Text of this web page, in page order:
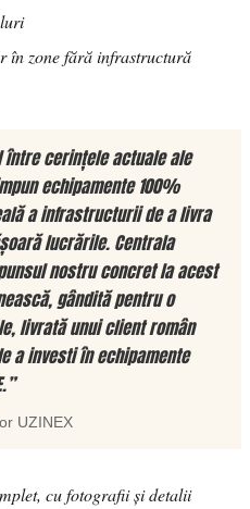
în zone fără infrastructură
cerințele actuale ale
echipamente 100%
a infrastructurii de a livra
lucrările. Centrala
nostru concret la acest
gândită pentru o
livrată unui client român
a investi în echipamente
UZINEX
cu fotografii și detalii